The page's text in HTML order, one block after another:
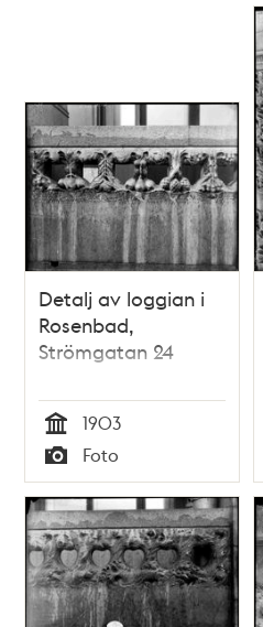
Detalj av loggian i
Rosenbad,
Strömgatan 24
Tid
1903
Typ
Foto